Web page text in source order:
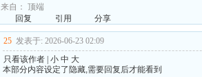
来自： 顶端
回复
引用 分享
25 发表于: 2026-06-23 02:09
只看该作者| 小 中 大
本部分内容设定了隐藏,需要回复后才能看到